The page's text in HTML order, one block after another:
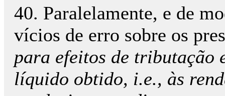
40. Paralelamente, e de
vícios de erro sobre os
para efeitos de tributação
líquido obtido, i.e., às